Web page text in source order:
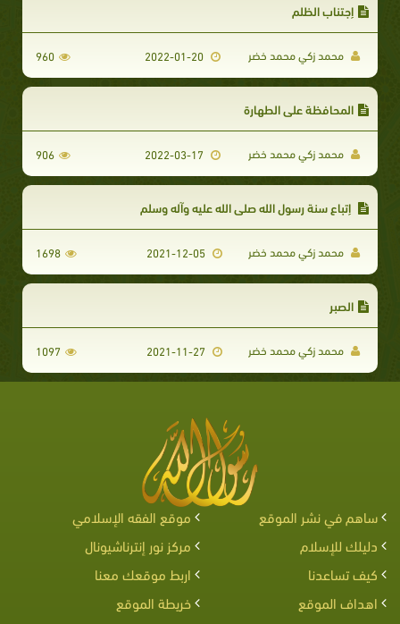
إجتناب الظلم
محمد زكي محمد خضر 960
المحافظة على الطهارة
محمد زكي محمد خضر 906
إتباع سنة رسول الله صلى الله عليه وآله وسلم
محمد زكي محمد خضر 2021-12-05
1698
الصبر
محمد زكي محمد خضر 1097
ساهم في نشر الموقع
موقع الفقه الإسلامي
دليلك للإسلام
مركز نور إنترناشيونال
كيف تساعدنا
اربط موقعك معنا
اهداف الموقع
خريطة الموقع